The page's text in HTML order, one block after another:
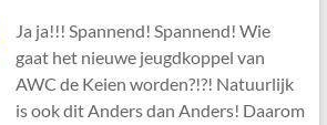
Ja ja!!! Spannend! Spannend! Wie
gaat het nieuwe jeugdkoppel van
AWC de Keien worden?!?! Natuurlijk
is ook dit Anders dan Anders! Daarom